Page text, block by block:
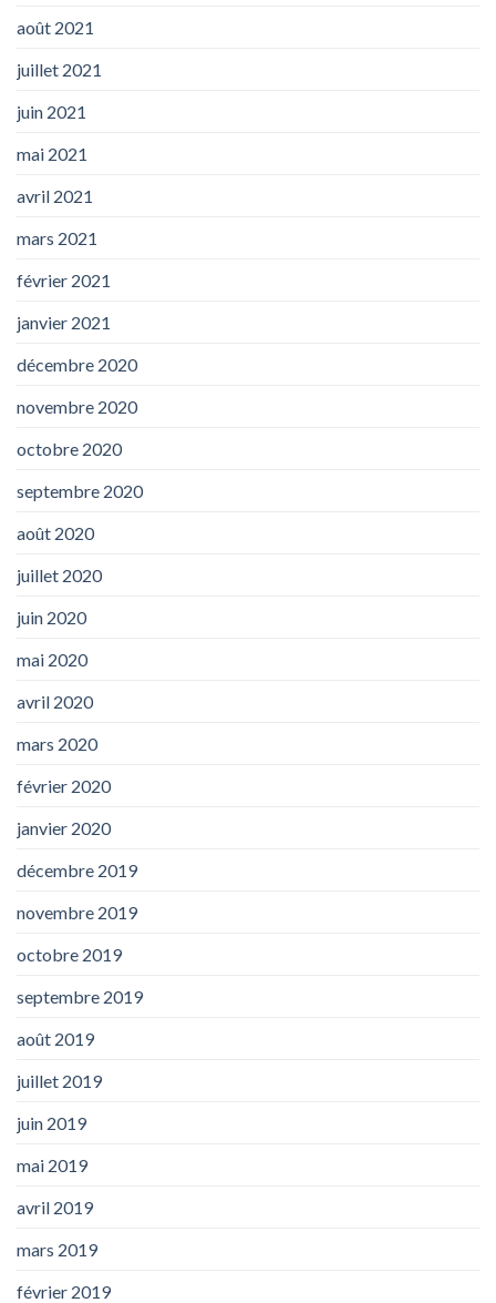
août 2021
juillet 2021
juin 2021
mai 2021
avril 2021
mars 2021
février 2021
janvier 2021
décembre 2020
novembre 2020
octobre 2020
septembre 2020
août 2020
juillet 2020
juin 2020
mai 2020
avril 2020
mars 2020
février 2020
janvier 2020
décembre 2019
novembre 2019
octobre 2019
septembre 2019
août 2019
juillet 2019
juin 2019
mai 2019
avril 2019
mars 2019
février 2019